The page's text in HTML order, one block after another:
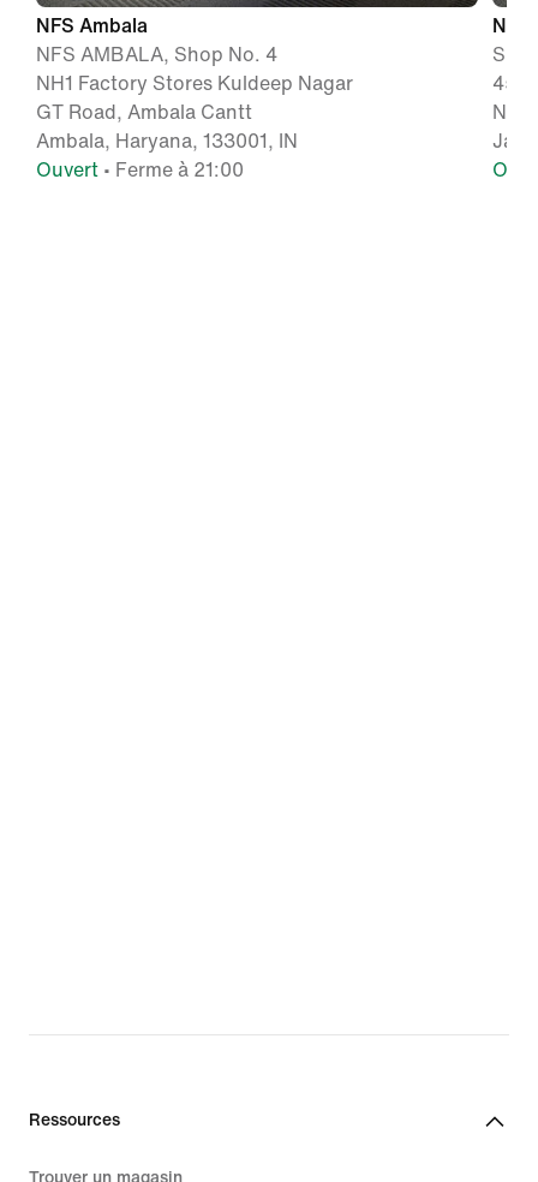
NFS Ambala
NFS AMBALA, Shop No. 4
NH1 Factory Stores Kuldeep Nagar
GT Road, Ambala Cantt
Ambala, Haryana, 133001, IN
Ouvert • Ferme à 21:00
Ressources
Trouver un magasin